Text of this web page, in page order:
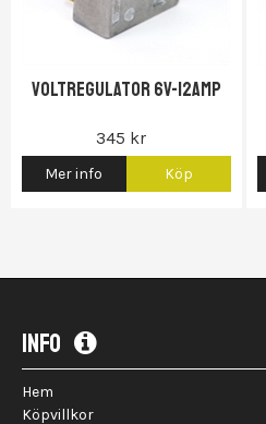
Voltregulator 6v-12amp
345 kr
Mer info Köp
INFO
Hem
Köpvillkor